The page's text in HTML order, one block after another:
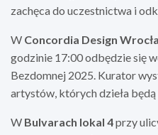
zachęca do uczestnictwa i
W Concordia Design
godzinie 17:00 odbędzie się
Bezdomnej 2025. Kurator
artystów, których dzieła
W Bulvarach lokal 4przy